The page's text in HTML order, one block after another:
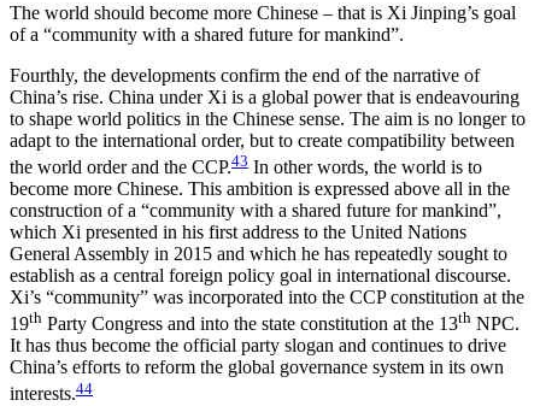
The world should become more Chinese – that is Xi Jinping’s goal
of a “community with a shared future for mankind”.
Fourthly, the developments confirm the end of the narrative of
China’s rise. China under Xi is a global power that is endeavouring
to shape world politics in the Chinese sense. The aim is no longer to
adapt to the international order, but to create compatibility between
the world order and the CCP.43 In other words, the world is to
become more Chinese. This ambition is expressed above all in the
construction of a “com­munity with a shared future for mankind”,
which Xi presented in his first address to the United Nations
General Assembly in 2015 and which he has repeat­edly sought to
establish as a central foreign policy goal in international discourse.
Xi’s “community” was incorporated into the CCP constitution at the
19th Party Congress and into the state constitution at the 13th NPC.
It has thus become the official party slogan and continues to drive
China’s efforts to reform the global governance system in its own
interests.44